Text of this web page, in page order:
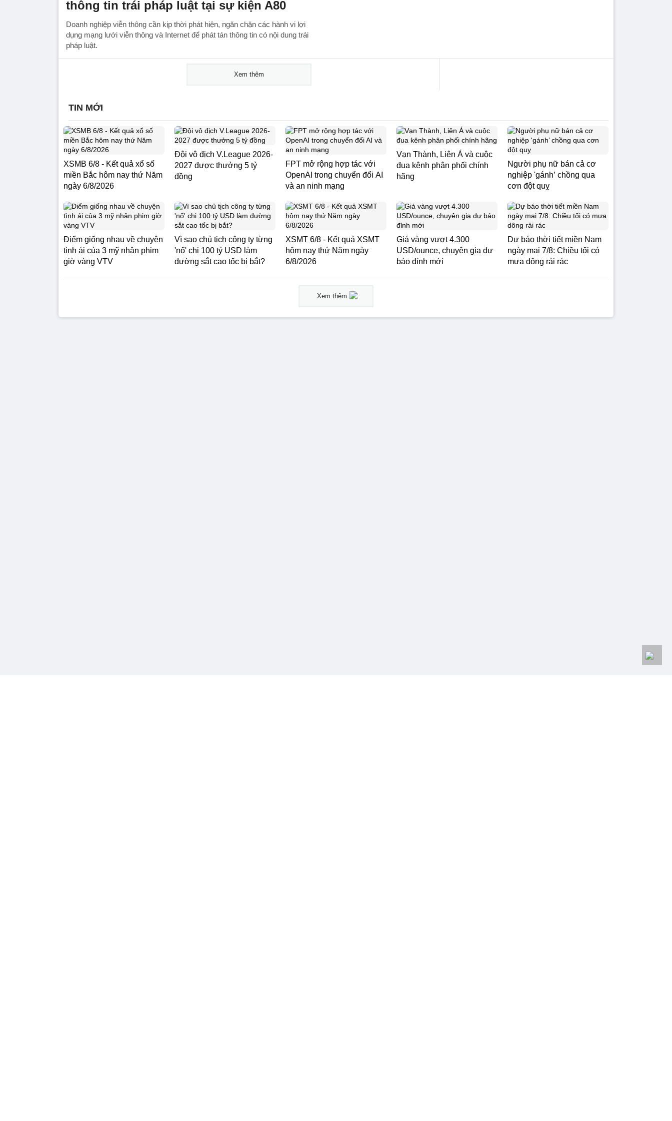
thông tin trái pháp luật tại sự kiện A80
Doanh nghiệp viễn thông cần kịp thời phát hiện, ngăn chặn các hành vi lợi
dụng mạng lưới viễn thông và Internet để phát tán thông tin có nội dung trái
pháp luật.
Xem thêm
TIN MỚI
XSMB 6/8 - Kết quả xổ số
miền Bắc hôm nay thứ Năm
ngày 6/8/2026
Đội vô địch V.League 2026-
2027 được thưởng 5 tỷ
đồng
FPT mở rộng hợp tác với
OpenAI trong chuyển đổi AI
và an ninh mạng
Vạn Thành, Liên Á và cuộc
đua kênh phân phối chính
hãng
Người phụ nữ bán cả cơ
nghiệp 'gánh’ chồng qua
cơn đột quỵ
Điểm giống nhau về chuyện
tình ái của 3 mỹ nhân phim
giờ vàng VTV
Vì sao chủ tịch công ty từng
'nổ' chi 100 tỷ USD làm
đường sắt cao tốc bị bắt?
XSMT 6/8 - Kết quả XSMT
hôm nay thứ Năm ngày
6/8/2026
Giá vàng vượt 4.300
USD/ounce, chuyên gia dự
báo đỉnh mới
Dự báo thời tiết miền Nam
ngày mai 7/8: Chiều tối có
mưa dông rải rác
Xem thêm